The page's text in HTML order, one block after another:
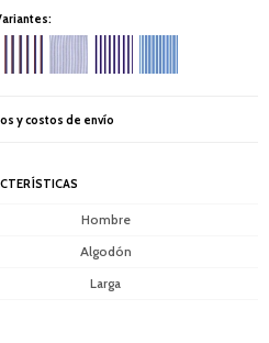
y costos de envío
Hombre
Algodón
Larga